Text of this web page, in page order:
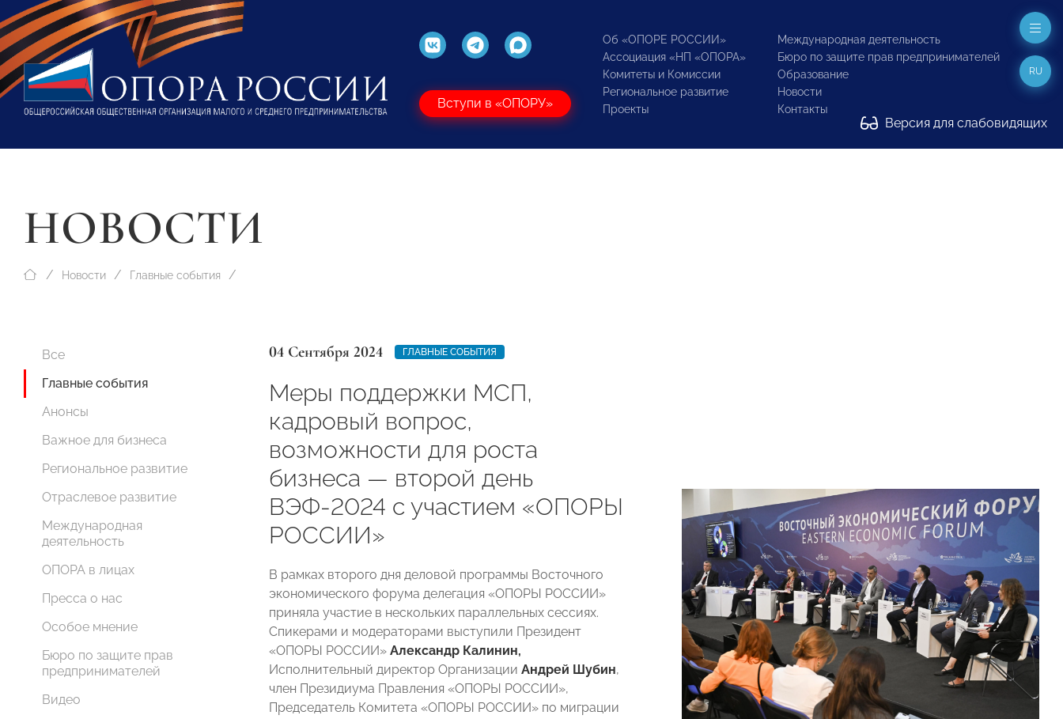
Вступи в «ОПОРУ»
Об «ОПОРЕ РОССИИ»
Ассоциация «НП «ОПОРА»
Комитеты и Комиссии
Региональное развитие
Проекты
Международная деятельность
Бюро по защите прав предпринимателей
Образование
Новости
Контакты
Версия для слабовидящих
RU
НОВОСТИ
Новости Главные события
Все
Главные события
Анонсы
Важное для бизнеса
Региональное развитие
Отраслевое развитие
Международная
деятельность
ОПОРА в лицах
Пресса о нас
Особое мнение
Бюро по защите прав
предпринимателей
Видео
04 Сентября 2024 ГЛАВНЫЕ СОБЫТИЯ
Меры поддержки МСП,
кадровый вопрос,
возможности для роста
бизнеса — второй день
ВЭФ-2024 с участием «ОПОРЫ
РОССИИ»
В рамках второго дня деловой программы Восточного
экономического форума делегация «ОПОРЫ РОССИИ»
приняла участие в нескольких параллельных сессиях.
Спикерами и модераторами выступили Президент
«ОПОРЫ РОССИИ» Александр Калинин,
Исполнительный директор Организации Андрей Шубин,
член Президиума Правления «ОПОРЫ РОССИИ»,
Председатель Комитета «ОПОРЫ РОССИИ» по миграции